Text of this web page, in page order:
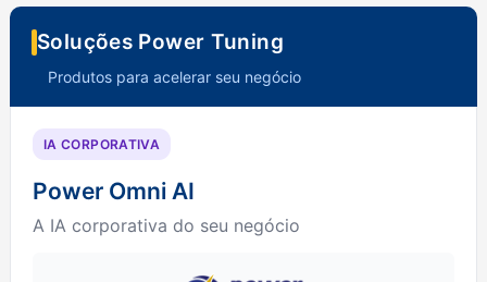
Soluções Power Tuning
Produtos para acelerar seu negócio
IA CORPORATIVA
Power Omni AI
A IA corporativa do seu negócio